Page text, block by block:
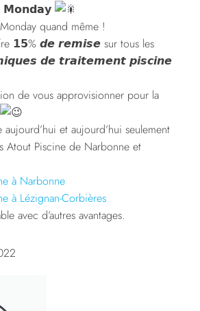
𝗠𝗼𝗻𝗱𝗮𝘆
Monday quand même !
𝟭𝟱% 𝙙𝙚 𝙧𝙚𝙢𝙞𝙨𝙚 sur tous les
𝙙𝙚 𝙩𝙧𝙖𝙞𝙩𝙚𝙢𝙚𝙣𝙩 𝙥𝙞𝙨𝙘𝙞𝙣𝙚
de vous approvisionner pour la
aujourd’hui et aujourd’hui seulement
Atout Piscine de Narbonne et
à Narbonne
à Lézignan-Corbières
avec d’autres avantages.